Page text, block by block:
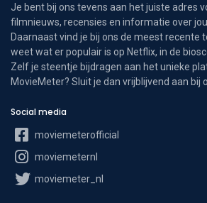
Je bent bij ons tevens aan het juiste adres
filmnieuws, recensies en informatie over
Daarnaast vind je bij ons de meest recente
weet wat er populair is op Netflix, in de
Zelf je steentje bijdragen aan het unieke
MovieMeter? Sluit je dan vrijblijvend aan bij
Social media
moviemeterofficial
moviemeternl
moviemeter_nl